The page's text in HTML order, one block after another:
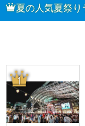
夏の人気夏祭
1